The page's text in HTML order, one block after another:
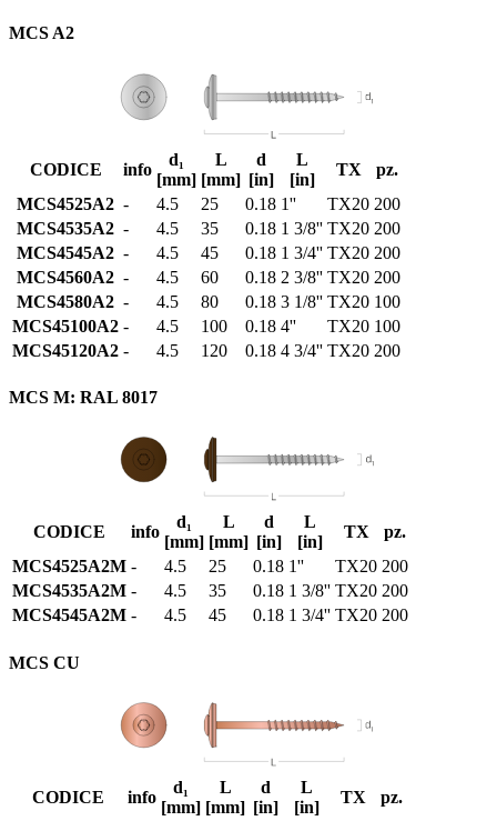
MCS A2
CODICE info
d₁
[mm]
L
[mm]
d
[in]
L
[in]
TX
pz.
MCS4525A2 - 4.5 25 0.18 1'' TX20 200
MCS4535A2 - 4.5 35 0.18 1 3/8'' TX20 200
MCS4545A2 - 4.5 45 0.18 1 3/4'' TX20 200
MCS4560A2 - 4.5 60 0.18 2 3/8'' TX20 200
MCS4580A2 - 4.5 80 0.18 3 1/8'' TX20 100
MCS45100A2 - 4.5 100 0.18 4'' TX20 100
MCS45120A2 - 4.5 120 0.18 4 3/4'' TX20 200
MCS M: RAL 8017
CODICE info
d₁
[mm]
L
[mm]
d
[in]
L
[in]
TX
pz.
MCS4525A2M - 4.5 25 0.18 1'' TX20 200
MCS4535A2M - 4.5 35 0.18 1 3/8'' TX20 200
MCS4545A2M - 4.5 45 0.18 1 3/4'' TX20 200
MCS CU
CODICE info
d₁
[mm]
L
[mm]
d
[in]
L
[in]
TX
pz.